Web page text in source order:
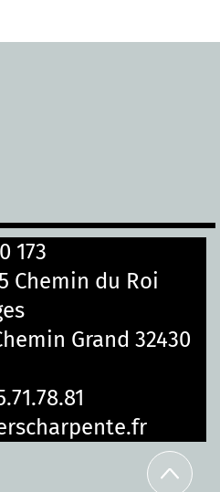
173
Chemin du Roi
Grand 32430